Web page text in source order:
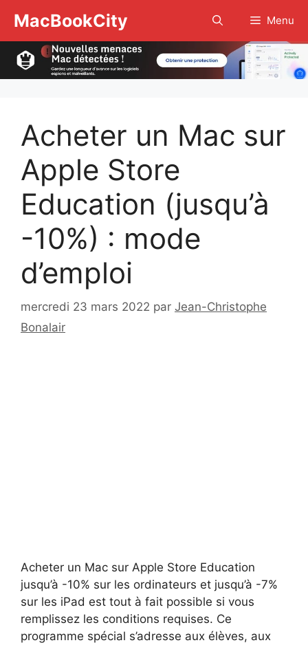
contenu
MacBookCity Menu
Acheter un Mac sur
Apple Store
Education (jusqu’à
-10%) : mode
d’emploi
mercredi 23 mars 2022 par Jean-Christophe
Bonalair
Acheter un Mac sur Apple Store Education
jusqu’à -10% sur les ordinateurs et jusqu’à -7%
sur les iPad est tout à fait possible si vous
remplissez les conditions requises. Ce
programme spécial s’adresse aux élèves, aux